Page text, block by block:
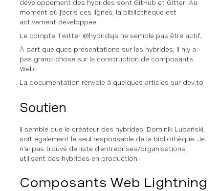
développement des hybrides sont GitHub et Gitter. Au
moment où j'écris ces lignes, la bibliothèque est
activement développée.
Le compte Twitter @hybridsjs ne semble pas être actif.
À part quelques présentations sur les hybrides, il n'y a
pas grand-chose sur la construction de composants
Web.
La documentation renvoie à quelques articles sur dev.to
Soutien
Il semble que le créateur des hybrides, Dominik Lubański,
soit également le seul responsable de la bibliothèque. Je
n'ai pas trouvé de liste d'entreprises/organisations
utilisant des hybrides en production.
Composants Web Lightning